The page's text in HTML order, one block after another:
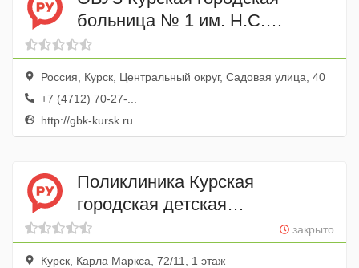
больница № 1 им. Н.С.
Короткова
Россия, Курск, Центральный округ, Садовая улица, 40
+7 (4712) 70-27-...
http://gbk-kursk.ru
Поликлиника Курская
городская детская
стоматологическая
поликлиника
закрыто
Курск, Карла Маркса, 72/11, 1 этаж